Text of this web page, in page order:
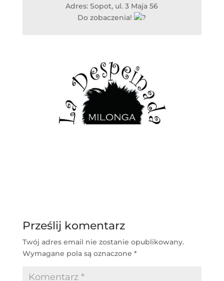
Adres: Sopot, ul. 3 Maja 56
Do zobaczenia!
Prześlij komentarz
Twój adres email nie zostanie opublikowany.
Wymagane pola są oznaczone *